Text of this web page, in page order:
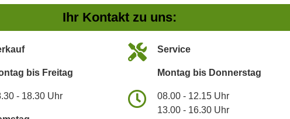
Ihr Kontakt zu uns:
bis Freitag
- 18.30 Uhr
Service
Montag bis Donnerstag
08.00 - 12.15 Uhr
13.00 - 16.30 Uhr